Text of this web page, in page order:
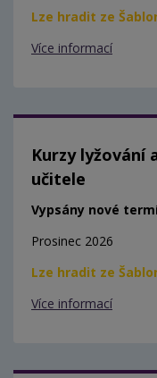
Lze hradit ze
Více informací
Kurzy lyžování
učitele
Vypsány nové
Prosinec 2026
Lze hradit ze
Více informací